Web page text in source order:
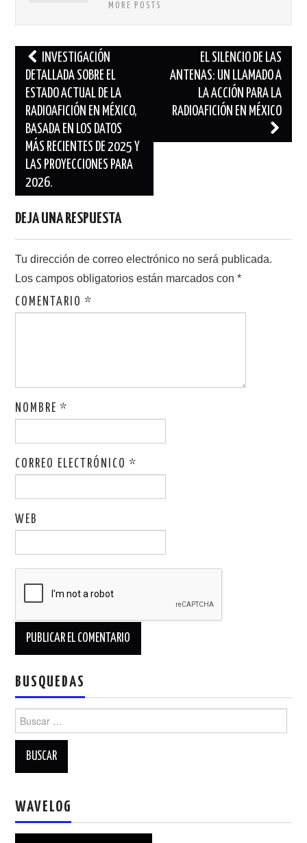
MORE POSTS
Navegación
de
entradas
INVESTIGACIÓN
DETALLADA SOBRE EL
ESTADO ACTUAL DE LA
RADIOAFICIÓN EN MÉXICO,
BASADA EN LOS DATOS
MÁS RECIENTES DE 2025 Y
LAS PROYECCIONES PARA
2026.
EL SILENCIO DE LAS
ANTENAS: UN LLAMADO A
LA ACCIÓN PARA LA
RADIOAFICIÓN EN MÉXICO
DEJA UNA RESPUESTA
Tu dirección de correo electrónico no será publicada.
Los campos obligatorios están marcados con*
COMENTARIO*
NOMBRE*
CORREO ELECTRÓNICO*
WEB
BUSQUEDAS
Buscar:
WAVELOG